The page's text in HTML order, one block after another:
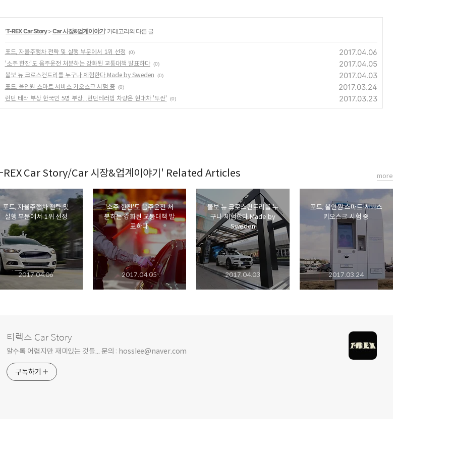
'T-REX Car Story>Car 시장&업계이야기' 카테고리의 다른 글
포드, 자율주행차 전략 및 실행 부문에서 1위 선정 (0) 2017.04.06
'소주 한잔'도 음주운전 처분하는 강화된 교통대책 발표하다 (0) 2017.04.05
볼보 뉴 크로스컨트리를 누구나 체험한다.Made by Sweden (0) 2017.04.03
포드, 올인원 스마트 서비스 키오스크 시험 중 (0) 2017.03.24
런던 테러 부상 한국인 5명 부상...런던테러범 차량은 현대차 '투싼' (0) 2017.03.23
Car Story/Car 시장&업계이야기' Related Articles
포드, 자율주행차 전략 및
실행 부문에서 1위 선정
2017.04.06
'소주 한잔'도 음주운전 처
분하는 강화된 교통대책 발
표하다
2017.04.05
볼보 뉴 크로스컨트리를 누
구나 체험한다.Made by
Sweden
2017.04.03
포드, 올인원 스마트 서비스
키오스크 시험 중
2017.03.24
more
티렉스 Car Story
알수록 어렵지만 재미있는 것들... 문의 : hosslee@naver.com
구독하기